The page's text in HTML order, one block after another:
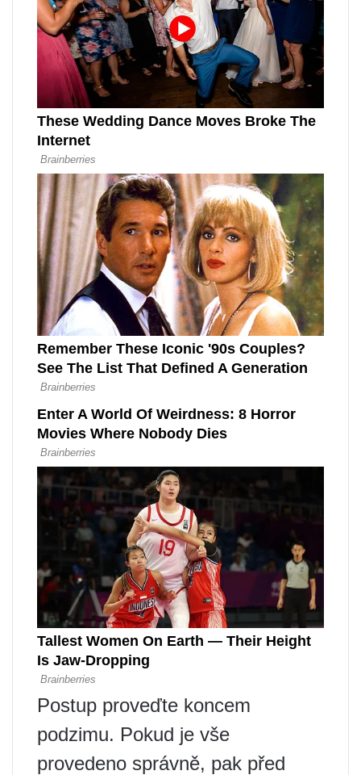
Postup proveďte koncem
podzimu. Pokud je vše
provedeno správně, pak před